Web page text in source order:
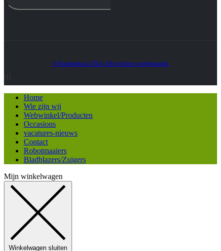
© Heatmedia.nl 2024. Alle rechten voorbehouden
Home
Wie zijn wij
Webwinkel/Producten
Occasions
vacatures-nieuws
Contact
Robotmaaiers
Bladblazers/Zuigers
Mijn winkelwagen
Winkelwagen sluiten